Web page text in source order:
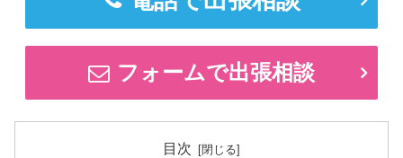
フォームで出張相談
目次